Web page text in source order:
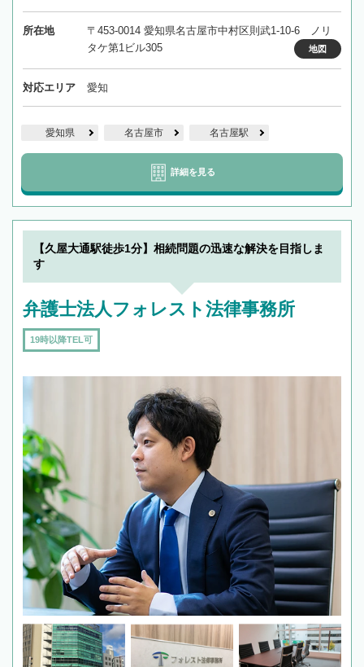
所在地
〒453-0014 愛知県名古屋市中村区則武1-10-6 ノリ
タケ第1ビル305
地図
対応エリア 愛知
愛知県 名古屋市 名古屋駅
詳細を見る
【久屋大通駅徒歩1分】相続問題の迅速な解決を目指しま
す
弁護士法人フォレスト法律事務所
19時以降TEL可